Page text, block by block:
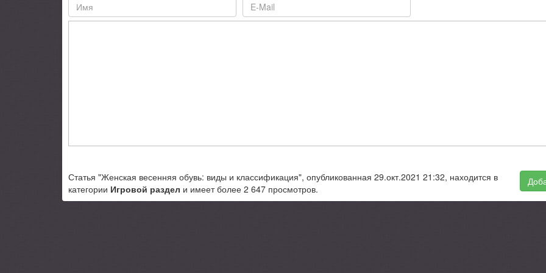
Статья "Женская весенняя обувь: виды и классификация", опубликованная 29.окт.2021 21:32, находится в
категории Игровой раздел и имеет более 2 647 просмотров.